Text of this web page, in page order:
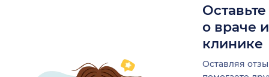
о враче
клинике
Оставляя